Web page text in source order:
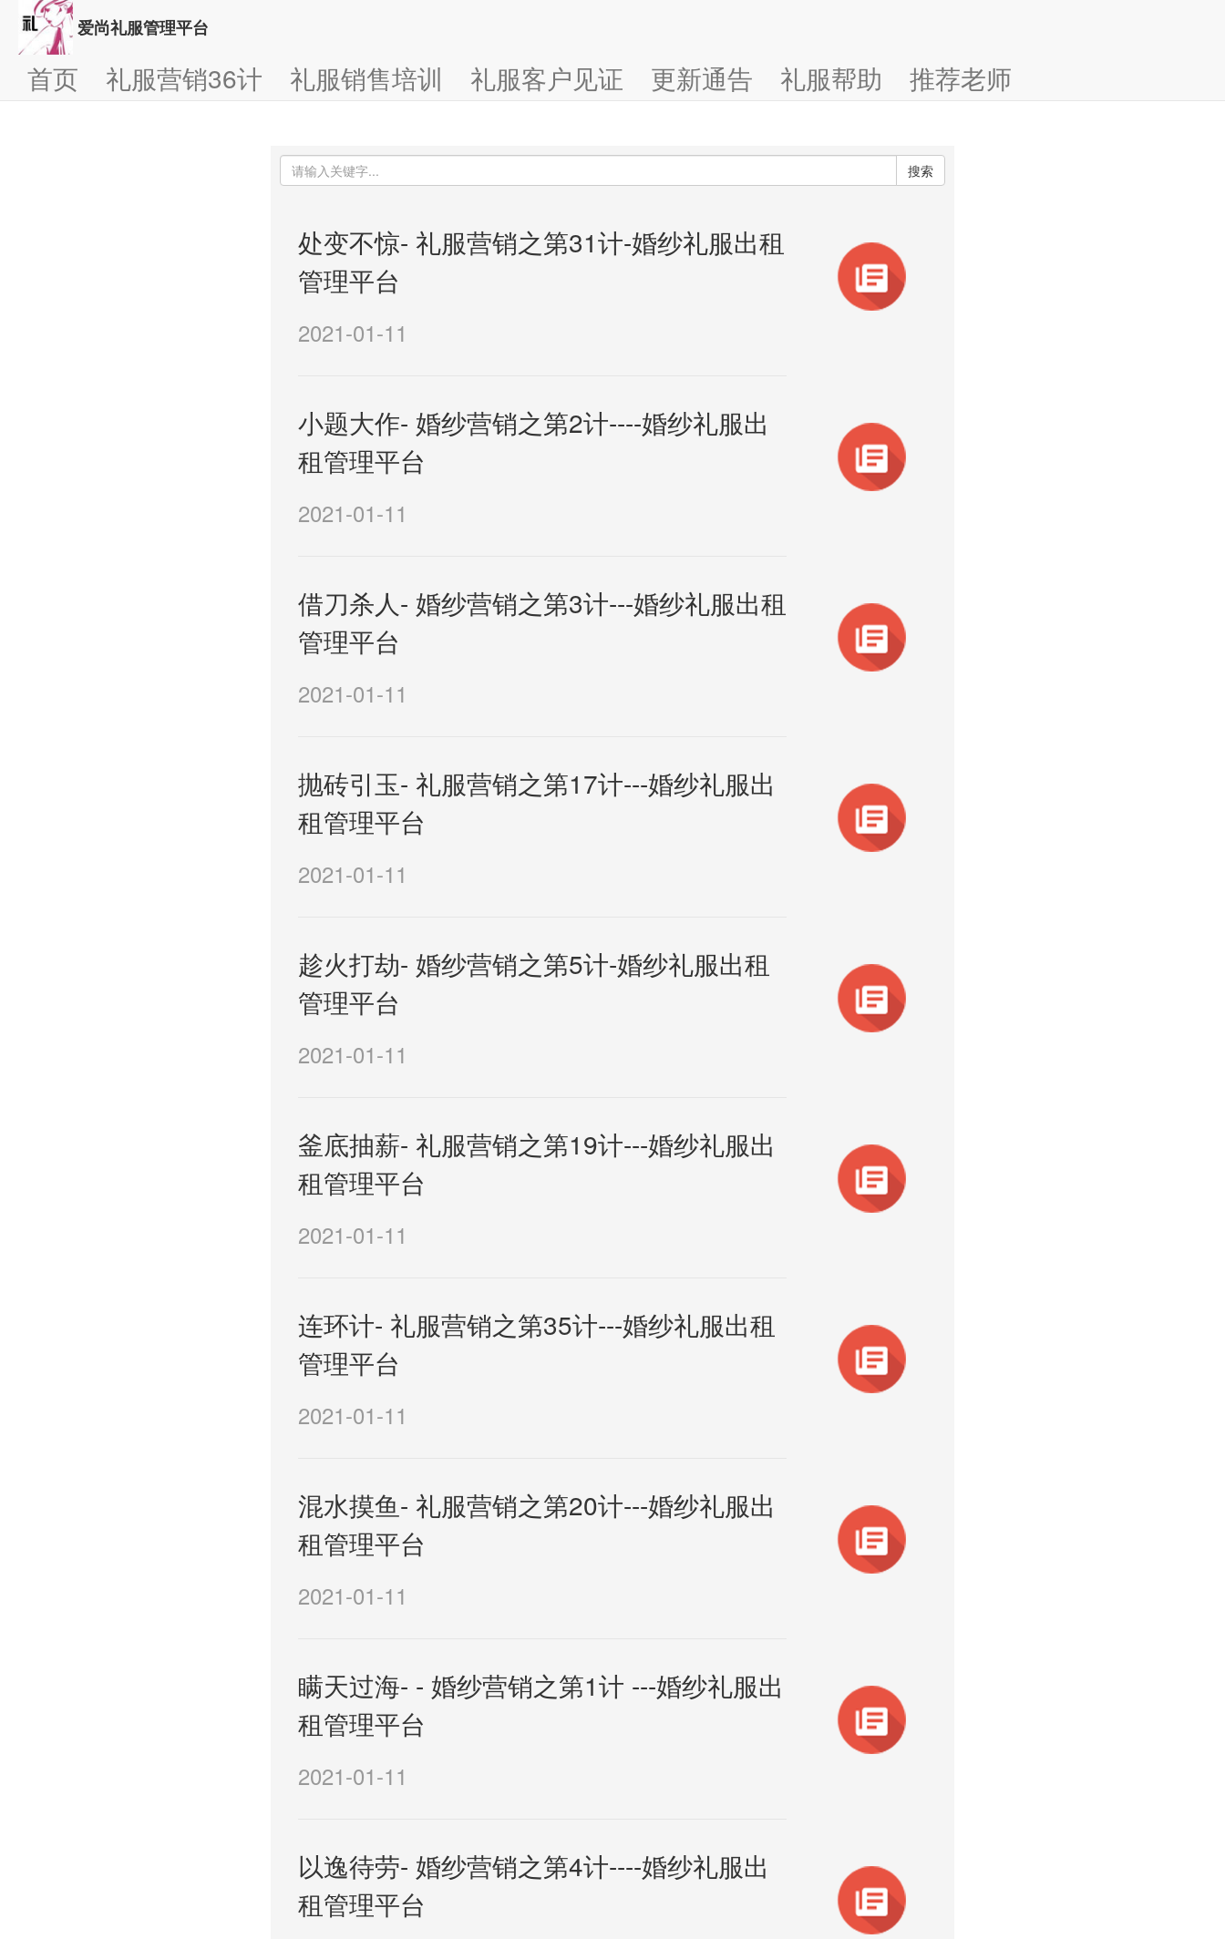
爱尚礼服管理平台
首页 礼服营销36计 礼服销售培训 礼服客户见证 更新通告 礼服帮助 推荐老师
搜索
处变不惊- 礼服营销之第31计-婚纱礼服出租
管理平台
2021-01-11
小题大作- 婚纱营销之第2计----婚纱礼服出
租管理平台
2021-01-11
借刀杀人- 婚纱营销之第3计---婚纱礼服出租
管理平台
2021-01-11
抛砖引玉- 礼服营销之第17计---婚纱礼服出
租管理平台
2021-01-11
趁火打劫- 婚纱营销之第5计-婚纱礼服出租
管理平台
2021-01-11
釜底抽薪- 礼服营销之第19计---婚纱礼服出
租管理平台
2021-01-11
连环计- 礼服营销之第35计---婚纱礼服出租
管理平台
2021-01-11
混水摸鱼- 礼服营销之第20计---婚纱礼服出
租管理平台
2021-01-11
瞒天过海- - 婚纱营销之第1计 ---婚纱礼服出
租管理平台
2021-01-11
以逸待劳- 婚纱营销之第4计----婚纱礼服出
租管理平台